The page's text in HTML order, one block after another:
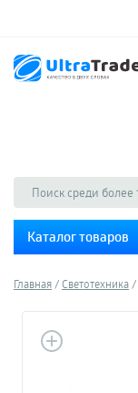
Каталог товаров
Главная Светотехника